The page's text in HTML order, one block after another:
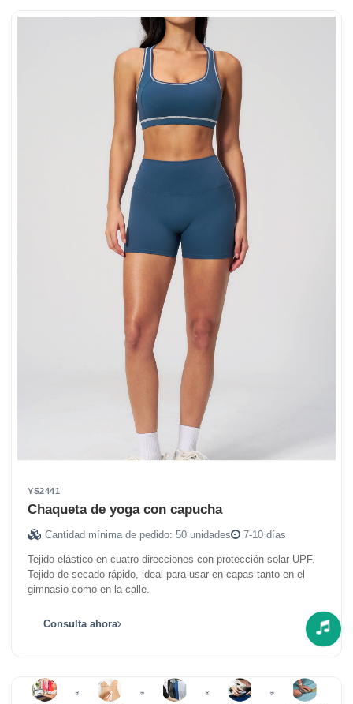
YS2441
Chaqueta de yoga con capucha
Cantidad mínima de pedido: 50 unidades 7-10 días
Tejido elástico en cuatro direcciones con protección solar UPF.
Tejido de secado rápido, ideal para usar en capas tanto en el
gimnasio como en la calle.
Consulta ahora